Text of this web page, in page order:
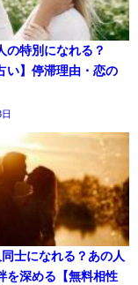
の特別になれる？
い】停滞理由・恋の
士になれる？あの人
を深める【無料相性